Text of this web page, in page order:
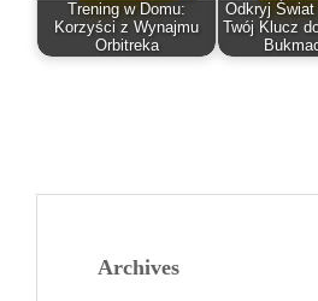
Trening w Domu:
Korzyści z Wynajmu
Orbitreka
Odkryj Świat
Twój Klucz
Archives